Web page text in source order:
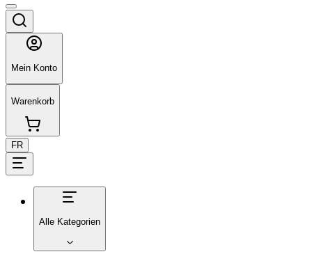
Mein Konto
Warenkorb
FR
Alle Kategorien